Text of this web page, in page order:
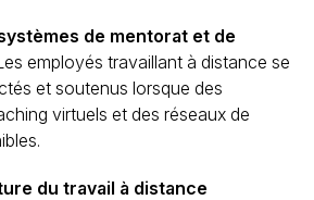
de mentorat et de
employés travaillant à distance se
et soutenus lorsque des
virtuels et des réseaux de
du travail à distance